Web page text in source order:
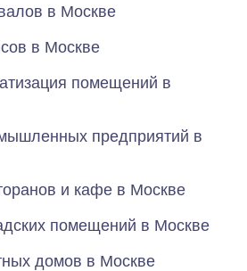
в Москве
в Москве
помещений в
предприятий в
и кафе в Москве
помещений в Москве
домов в Москве